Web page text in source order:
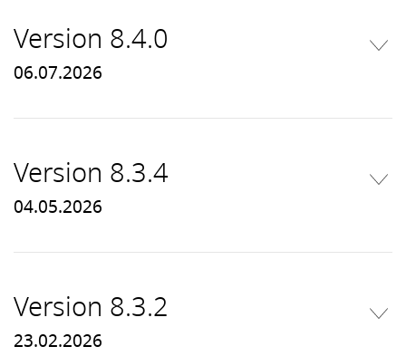
Version 8.4.0
06.07.2026
Version 8.3.4
04.05.2026
Version 8.3.2
23.02.2026